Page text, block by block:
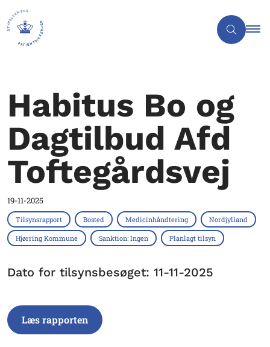
Habitus Bo og
Dagtilbud Afd
Toftegårdsvej
19-11-2025
Tilsynsrapport Bosted Medicinhåndtering Nordjylland
Hjørring Kommune Sanktion: Ingen Planlagt tilsyn
Dato for tilsynsbesøget: 11-11-2025
Læs rapporten